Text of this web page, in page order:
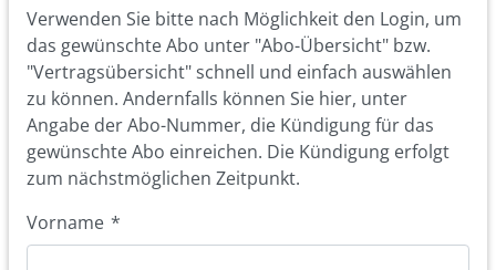
Verwenden Sie bitte nach Möglichkeit den Login, um
das gewünschte Abo unter "Abo-Übersicht" bzw.
"Vertragsübersicht" schnell und einfach auswählen
zu können. Andernfalls können Sie hier, unter
Angabe der Abo-Nummer, die Kündigung für das
gewünschte Abo einreichen. Die Kündigung erfolgt
zum nächstmöglichen Zeitpunkt.
Vorname *